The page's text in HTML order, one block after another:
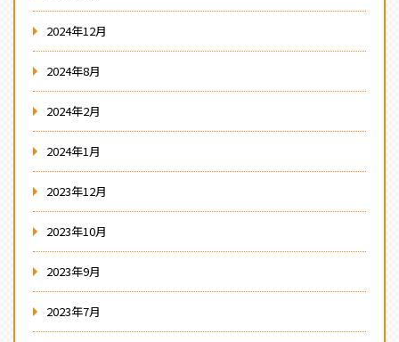
2024年12月
2024年8月
2024年2月
2024年1月
2023年12月
2023年10月
2023年9月
2023年7月